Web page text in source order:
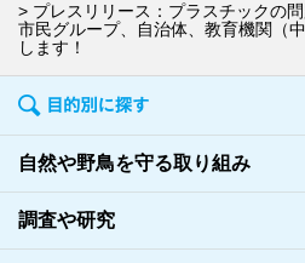
プレスリリース：プラスチックの
市民グループ、自治体、教育機関（
します！
自然や野鳥を守る取り組み
調査や研究